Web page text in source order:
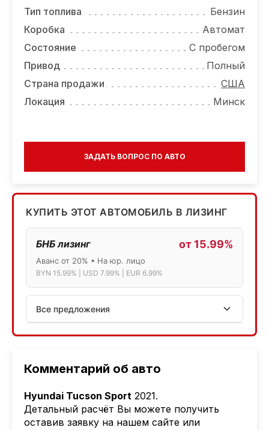
Комментарий об авто
Hyundai Tucson Sport 2021.
Детальный расчёт Вы можете получить
оставив заявку на нашем сайте или
Тип топлива
Бензин
Коробка
Автомат
Состояние
С пробегом
Привод
Полный
Страна продажи
США
Локация
Минск
ЗАДАТЬ ВОПРОС ПО АВТО
КУПИТЬ ЭТОТ АВТОМОБИЛЬ В ЛИЗИНГ
БНБ лизинг от 15.99%
Аванс от 20% • На юр. лицо
BYN 15.99% | USD 7.99% | EUR 6.99%
Все предложения
АСБ лизинг
Лизинг: BYN 17% | USD 7.99% | EUR 6.99%
Также доступен кредит "Проще простого" 18.9%